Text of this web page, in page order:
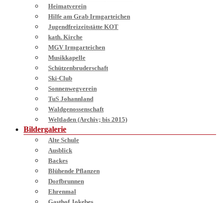
Heimatverein
Hilfe am Grab Irmgarteichen
Jugendfreizeitstätte KOT
kath. Kirche
MGV Irmgarteichen
Musikkapelle
Schützenbruderschaft
Ski-Club
Sonnenwegverein
TuS Johannland
Waldgenossenschaft
Weltladen (Archiv; bis 2015)
Bildergalerie
Alte Schule
Ausblick
Backes
Blühende Pflanzen
Dorfbrunnen
Ehrenmal